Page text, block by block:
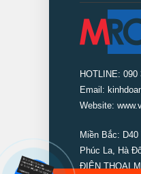
HOTLINE: 090
Email:
Website:
Miền Bắc:
Phúc La, Hà
ĐIỆN THOẠI